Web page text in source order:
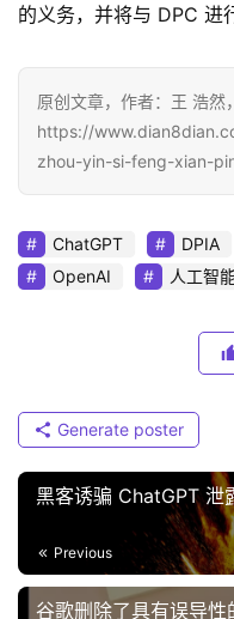
的义务，并将与 DPC 进
原创文章，作者：王 浩然
https://
zhou-yin-si-feng-xian-
ChatGPT DPIA
OpenAI
人工智
Generate poster
黑客诱骗 ChatGPT 泄
Previous
谷歌删除了具有误导